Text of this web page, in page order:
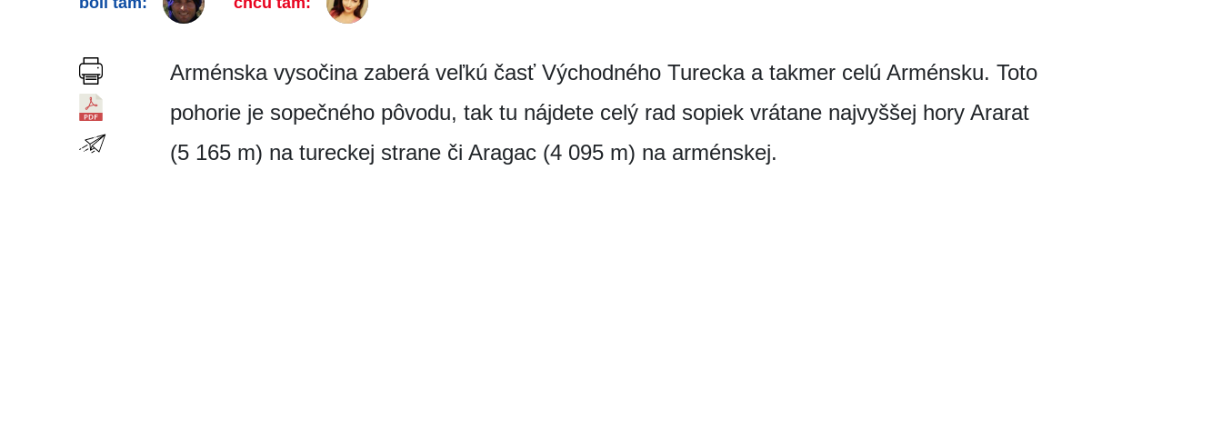
Arménska vysočina zaberá veľkú časť Východného Turecka a takmer celú Arménsku. Toto
pohorie je sopečného pôvodu, tak tu nájdete celý rad sopiek vrátane najvyššej hory Ararat
(5 165 m) na tureckej strane či Aragac (4 095 m) na arménskej.